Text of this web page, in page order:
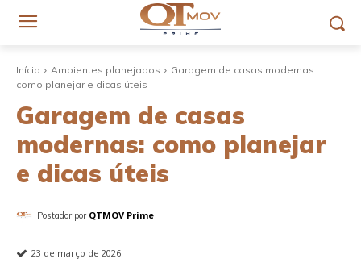
Início Ambientes planejados
Garagem de casas modernas:
como planejar e dicas úteis
Garagem de casas
modernas: como planejar
e dicas úteis
Postador por QTMOV Prime
23 de março de 2026